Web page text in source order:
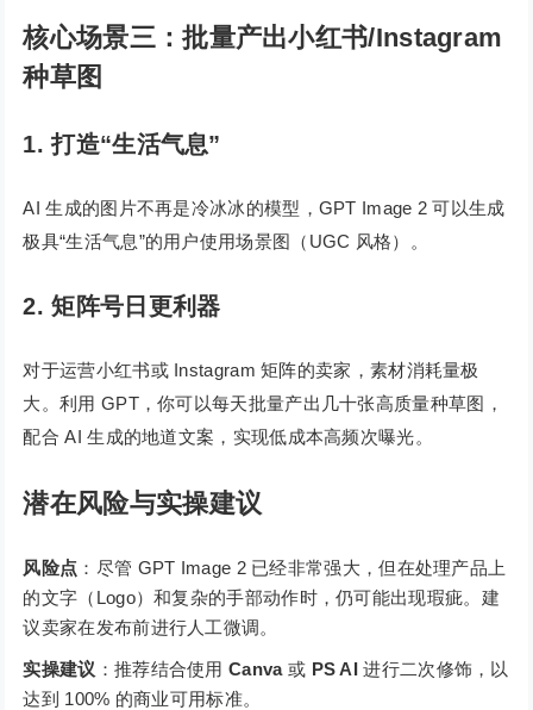
核心场景三：批量产出小红书/Instagram
种草图
1. 打造“生活气息”
AI 生成的图片不再是冷冰冰的模型，GPT Image 2 可以生成
极具“生活气息”的用户使用场景图（UGC 风格）。
2. 矩阵号日更利器
对于运营小红书或 Instagram 矩阵的卖家，素材消耗量极
大。利用 GPT，你可以每天批量产出几十张高质量种草图，
配合 AI 生成的地道文案，实现低成本高频次曝光。
潜在风险与实操建议
风险点 ：尽管 GPT Image 2 已经非常强大，但在处理产品上
的文字（Logo）和复杂的手部动作时，仍可能出现瑕疵。建
议卖家在发布前进行人工微调。
实操建议 ：推荐结合使用Canva或 PS AI 进行二次修饰，以
达到 100% 的商业可用标准。